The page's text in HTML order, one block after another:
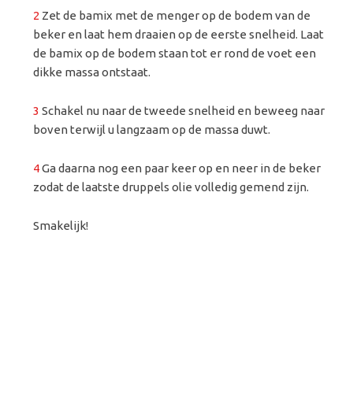
2 Zet de bamix met de menger op de bodem van de
beker en laat hem draaien op de eerste snelheid. Laat
de bamix op de bodem staan tot er rond de voet een
dikke massa ontstaat.
3Schakel nu naar de tweede snelheid en beweeg naar
boven terwijl u langzaam op de massa duwt.
4Ga daarna nog een paar keer op en neer in de beker
zodat de laatste druppels olie volledig gemend zijn.
Smakelijk!